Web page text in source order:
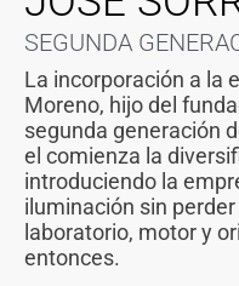
SEGUNDA
La incorporación a la
Moreno, hijo del
segunda generación
el comienza la
introduciendo la
iluminación sin
laboratorio, motor y
entonces.